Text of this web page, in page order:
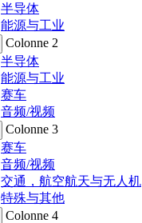
半导体
能源与工业
Colonne 2
半导体
能源与工业
赛车
音频/视频
Colonne 3
赛车
音频/视频
交通，航空航天与无人机
特殊与其他
Colonne 4